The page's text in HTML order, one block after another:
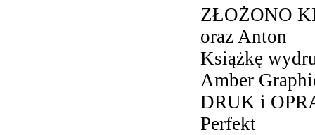
ZŁOŻONO
oraz Anton
Książkę
Amber
DRUK i
Perfekt